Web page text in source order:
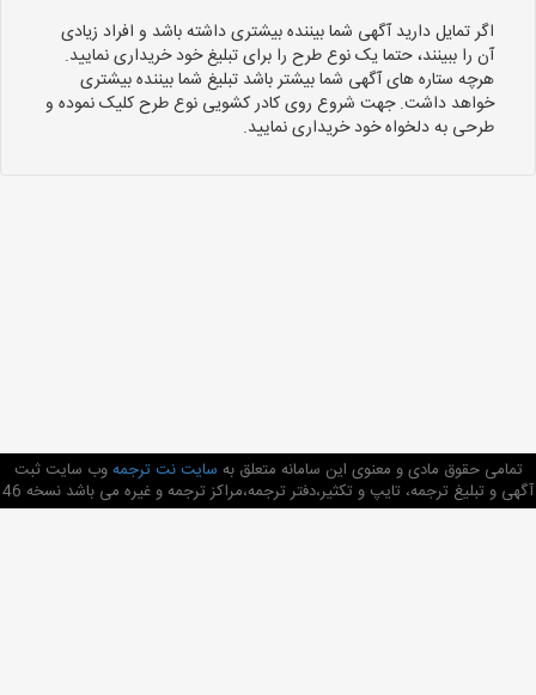
اگر تمایل دارید آگهی شما بیننده بیشتری داشته باشد و افراد زیادی
آن را ببینند، حتما یک نوع طرح را برای تبلیغ خود خریداری نمایید.
هرچه ستاره های آگهی شما بیشتر باشد تبلیغ شما بیننده بیشتری
خواهد داشت. جهت شروع روی کادر کشویی نوع طرح کلیک نموده و
طرحی به دلخواه خود خریداری نمایید.
تمامی حقوق مادی و معنوی این سامانه متعلق به سایت نت ترجمهوب سایت ثبت
آگهی و تبلیغ ترجمه، تایپ و تکثیر،دفتر ترجمه،مراکز ترجمه و غیره می باشد نسخه 46